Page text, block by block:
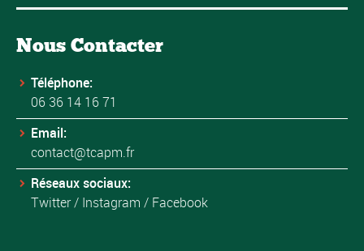
Nous Contacter
Téléphone:
06 36 14 16 71
Email:
contact@tcapm.fr
Réseaux sociaux:
Twitter/ Instagram / Facebook